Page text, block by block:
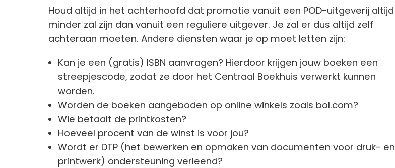
Houd altijd in het achterhoofd dat promotie vanuit een POD-uitgeverij altijd
minder zal zijn dan vanuit een reguliere uitgever. Je zal er dus altijd zelf
achteraan moeten. Andere diensten waar je op moet letten zijn:
Kan je een (gratis) ISBN aanvragen? Hierdoor krijgen jouw boeken een
streepjescode, zodat ze door het Centraal Boekhuis verwerkt kunnen
worden.
Worden de boeken aangeboden op online winkels zoals bol.com?
Wie betaalt de printkosten?
Hoeveel procent van de winst is voor jou?
Wordt er DTP (het bewerken en opmaken van documenten voor druk- en
printwerk) ondersteuning verleend?